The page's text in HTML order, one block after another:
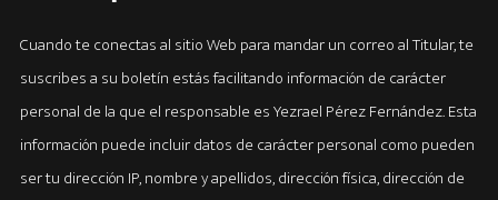
Cuando te conectas al sitio Web para mandar un correo al Titular, te
suscribes a su boletín estás facilitando información de carácter
personal de la que el responsable es Yezrael Pérez Fernández. Esta
información puede incluir datos de carácter personal como pueden
ser tu dirección IP, nombre y apellidos, dirección física, dirección de